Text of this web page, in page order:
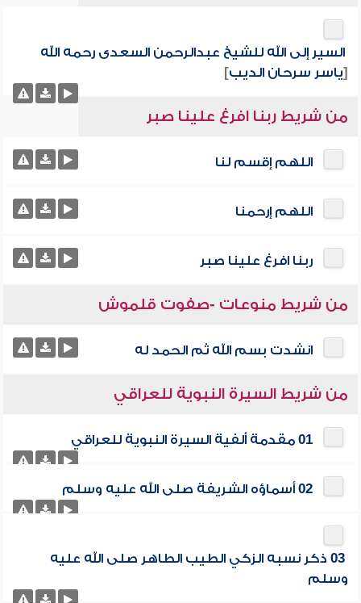
السير إلى الله للشيخ عبدالرحمن السعدى رحمه الله
[ياسر سرحان الديب]
من شريط ربنا افرغ علينا صبر
اللهم إقسم لنا
اللهم إرحمنا
ربنا افرغ علينا صبر
من شريط منوعات -صفوت قلموش
انشدت بسم الله ثم الحمد له
من شريط السيرة النبوية للعراقي
01 مقدمة ألفية السيرة النبوية للعراقي
02 أسماؤه الشريفة صلى الله عليه وسلم
03 ذكر نسبه الزكي الطيب الطاهر صلى الله عليه
وسلم